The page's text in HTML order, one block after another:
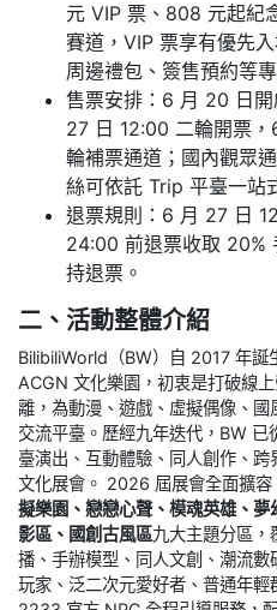
元 VIP 票、808 元起紀
賽道，VIP 票享有優先
周邊禮包、簽售預約等
售票安排：6 月 20 日
27 日 12:00 二輪開票
輪補票通道；國內觀眾
絲可依託 Trip 平臺一站
退票規則：6 月 27 日
24:00 前退票收取 20%
持退票。
二、活動整體介紹
BilibiliWorld（BW）自 2017 年誕
ACGN 文化樂園，初衷是打破線
離，為動漫、遊戲、虛擬偶像、
交流平臺。歷經九年迭代，BW
臺演出、互動體驗、同人創作、
文化展會。 2026 屆展會全面擴容
擬樂園、戀戀心聲、模魂英雄、
影區、國創古風區九大主題分區，
播、手辦模型、同人文創、潮流
玩家、泛二次元愛好者、普通年